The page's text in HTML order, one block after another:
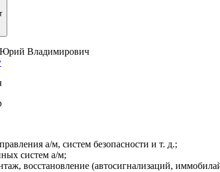
а/м, систем безопасности и т. д.;
систем а/м;
восстановление (автосигнализаций,